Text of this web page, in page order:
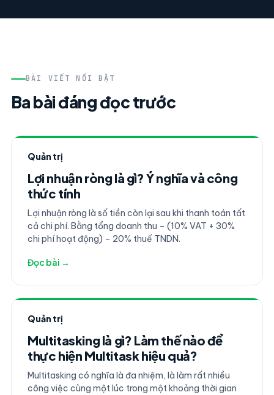
BÀI VIẾT NỔI BẬT
Ba bài đáng đọc trước
Quản trị
Lợi nhuận ròng là gì? Ý nghĩa và công
thức tính
Lợi nhuận ròng là số tiền còn lại sau khi thanh toán tất
cả chi phí. Bằng tổng doanh thu – (10% VAT + 30%
chi phí hoạt động) – 20% thuế TNDN.
Đọc bài →
Quản trị
Multitasking là gì? Làm thế nào để
thực hiện Multitask hiệu quả?
Multitasking có nghĩa là đa nhiệm, là làm rất nhiều
công việc cùng một lúc trong một khoảng thời gian